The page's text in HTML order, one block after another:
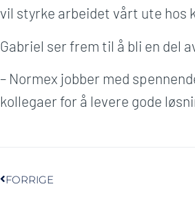
vil styrke arbeidet vårt ute hos
Gabriel ser frem til å bli en del
– Normex jobber med
kollegaer for å levere gode
FORRIGE